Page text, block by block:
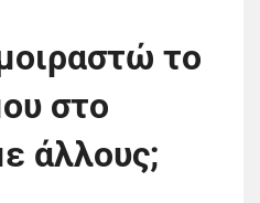
το
στο
άλλους;